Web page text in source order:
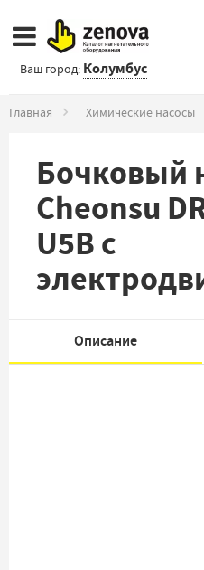
Ваш город: Колумбус
Главная Химические насосы
Бочковый
Cheonsu
U5B с
Описание